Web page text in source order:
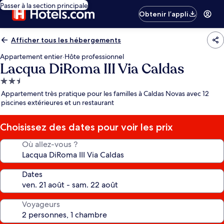
Passer à la section principale
Obtenir l’appli
Afficher tous les hébergements
Appartement entier·Hôte professionnel
Lacqua DiRoma III Via Caldas
Hébergement
2.5 étoiles
Appartement très pratique pour les familles à Caldas Novas avec 12
piscines extérieures et un restaurant
Choisissez des dates pour voir les prix
Où allez-vous ?
Dates
Voyageurs